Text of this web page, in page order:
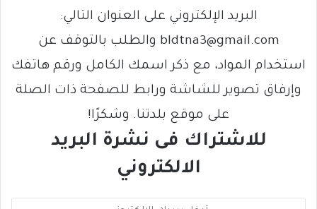
البريد الإلكتروني على العنوان التالي:
bldtna3@gmail.com والطلب بالتوقف عن
استخدام المواد، مع ذكر اسمك الكامل ورقم هاتفك
وإرفاق تصوير للشاشة ورابط للصفحة ذات الصلة
على موقع بلدتنا. وشكرًا!
للاشتراك فى نشرة البريد
الالكتروني